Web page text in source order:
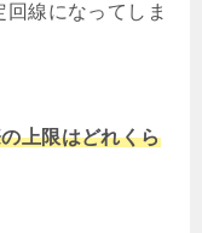
線になってしま
上限はどれくら